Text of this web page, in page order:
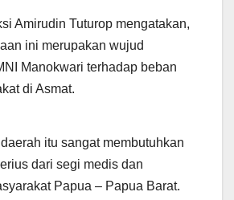
Amirudin Tuturop mengatakan,
ini merupakan wujud
Manokwari terhadap beban
di Asmat.
itu sangat membutuhkan
dari segi medis dan
Papua – Papua Barat.